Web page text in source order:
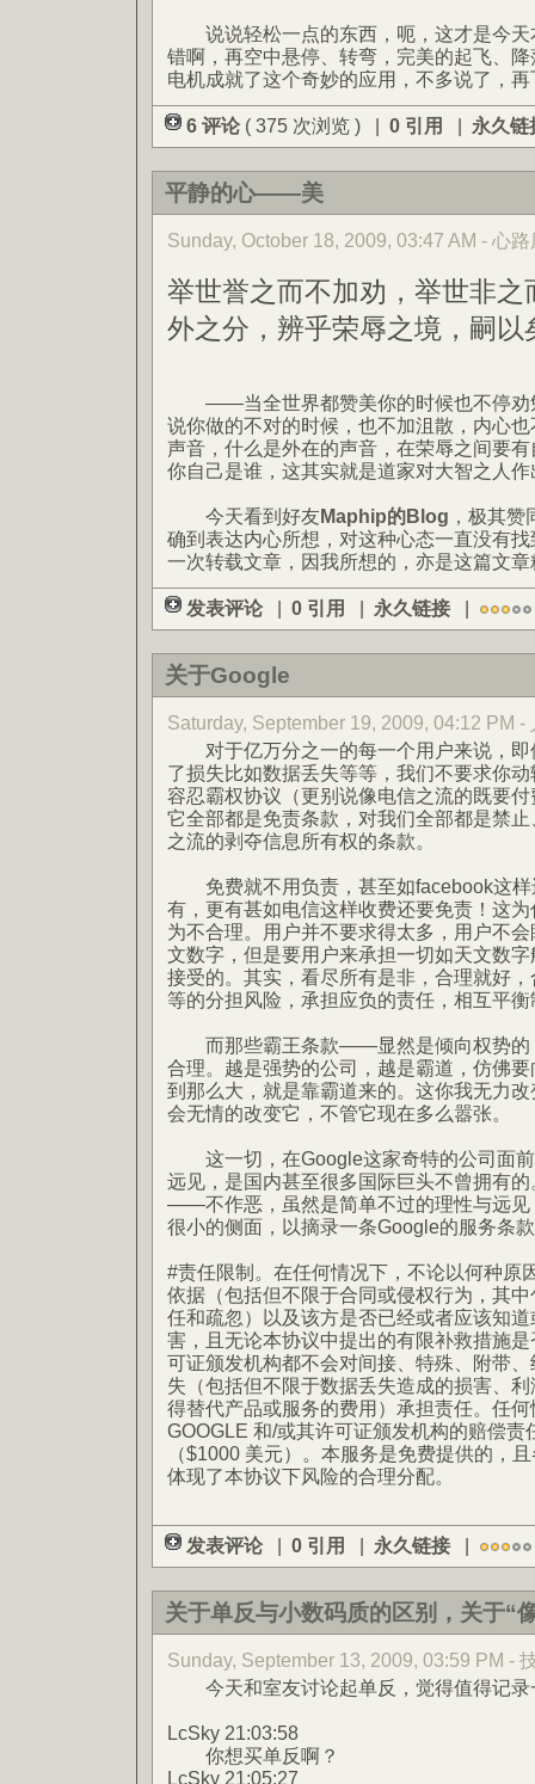
说说轻松一点的东西，呃，这才是今
错啊，再空中悬停、转弯，完美的起飞、
电机成就了这个奇妙的应用，不多说了，
6 评论 ( 375 次浏览 ) | 0 引用 | 永久链
平静的心——美
Sunday, October 18, 2009, 03:47 AM - 心
举世誉之而不加劝，举世非之
外之分，辨乎荣辱之境，嗣以
——当全世界都赞美你的时候也不停劝
说你做的不对的时候，也不加沮散，内心
声音，什么是外在的声音，在荣辱之间要
你自己是谁，这其实就是道家对大智之人
今天看到好友Maphip的Blog ，极其
确到表达内心所想，对这种心态一直没有
一次转载文章，因我所想的，亦是这篇文
发表评论 | 0 引用 | 永久链接 |
关于Google
Saturday, September 19, 2009, 04:12 PM -
对于亿万分之一的每一个用户来说，即
了损失比如数据丢失等等，我们不要求你
容忍霸权协议（更别说像电信之流的既要
它全部都是免责条款，对我们全部都是禁
之流的剥夺信息所有权的条款。
免费就不用负责，甚至如facebook这样
有，更有甚如电信这样收费还要免责！这
为不合理。用户并不要求得太多，用户不
文数字，但是要用户来承担一切如天文数
接受的。其实，看尽所有是非，合理就好
等的分担风险，承担应负的责任，相互平
而那些霸王条款——显然是倾向权势的
合理。越是强势的公司，越是霸道，仿佛
到那么大，就是靠霸道来的。这你我无力
会无情的改变它，不管它现在多么嚣张。
这一切，在Google这家奇特的公司面前
远见，是国内甚至很多国际巨头不曾拥有
——不作恶，虽然是简单不过的理性与远见
很小的侧面，以摘录一条Google的服务条
#责任限制。在任何情况下，不论以何种原
依据（包括但不限于合同或侵权行为，其
任和疏忽）以及该方是否已经或者应该知
害，且无论本协议中提出的有限补救措施
可证颁发机构都不会对间接、特殊、附带
失（包括但不限于数据丢失造成的损害、
得替代产品或服务的费用）承担责任。任
GOOGLE 和/或其许可证颁发机构的赔偿责
（$1000 美元）。本服务是免费提供的，
体现了本协议下风险的合理分配。
发表评论 | 0 引用 | 永久链接 |
关于单反与小数码质的区别，关于“
Sunday, September 13, 2009, 03:59 PM -
今天和室友讨论起单反，觉得值得记录
LcSky 21:03:58
你想买单反啊？
LcSky 21:05:27